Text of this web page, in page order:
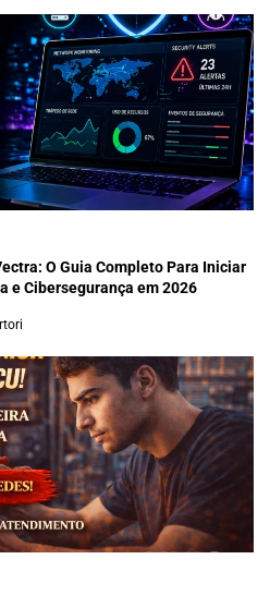
O Guia Completo Para Iniciar
e Cibersegurança em 2026